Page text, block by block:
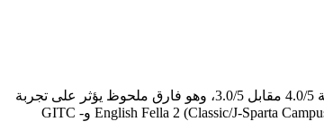
لمن يدرس بهدف اجتياز اختبار الآيلتس، يصبح هذا المحور تحديداً هو بوصلة القرار. English Fella 2 (Classic/J-Sparta Campus) تتفوق في برنامج الآيلتس بدرجة 4.0/5 مقابل 3.0/5، وهو فارق ملحوظ يؤثر على تجربة
الطالب يعكس جودة المعلمين المتخصصين وكثافة التدريب على مهارات الاختبار. أما تقييمات جوجل — التي تعكس رأي الطلاب الفعليين — فتمنح English Fella 2 (Classic/J-Sparta Campus) 0.0/5 وGITC -